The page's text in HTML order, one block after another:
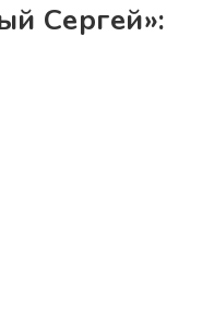
Сергей»: